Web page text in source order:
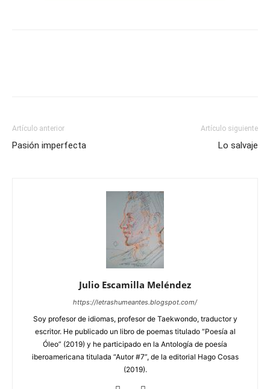
Artículo anterior
Pasión imperfecta
Artículo siguiente
Lo salvaje
Julio Escamilla Meléndez
https://letrashumeantes.blogspot.com/
Soy profesor de idiomas, profesor de Taekwondo, traductor y
escritor. He publicado un libro de poemas titulado “Poesía al
Óleo” (2019) y he participado en la Antología de poesía
iberoamericana titulada “Autor #7”, de la editorial Hago Cosas
(2019).